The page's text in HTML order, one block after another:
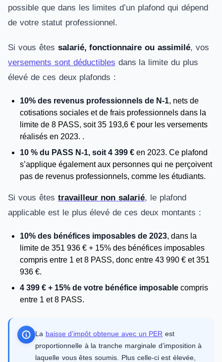
possible que dans les limites d’un plafond qui dépend
de votre statut professionnel.
Si vous êtes salarié, fonctionnaire ou assimilé, vos
versements sont déductibles dans la limite du plus
élevé de ces deux plafonds :
10% des revenus professionnels de N-1, nets de
cotisations sociales et de frais professionnels dans la
limite de 8 PASS, soit 35 193,6 € pour les versements
réalisés en 2023. .
10 % du PASS N-1, soit 4 399 € en 2023. Ce plafond
s’applique également aux personnes qui ne perçoivent
pas de revenus professionnels, comme les étudiants.
Si vous êtes travailleur non salarié, le plafond
applicable est le plus élevé de ces deux montants :
10% des bénéfices imposables de 2023, dans la
limite de 351 936 € + 15% des bénéfices imposables
compris entre 1 et 8 PASS, donc entre 43 990 € et 351
936 €.
4 399 € + 15% de votre bénéfice imposable compris
entre 1 et 8 PASS.
La baisse d’impôt obtenue avec un PER est
proportionnelle à la tranche marginale d’imposition à
laquelle vous êtes soumis. Plus celle-ci est élevée,